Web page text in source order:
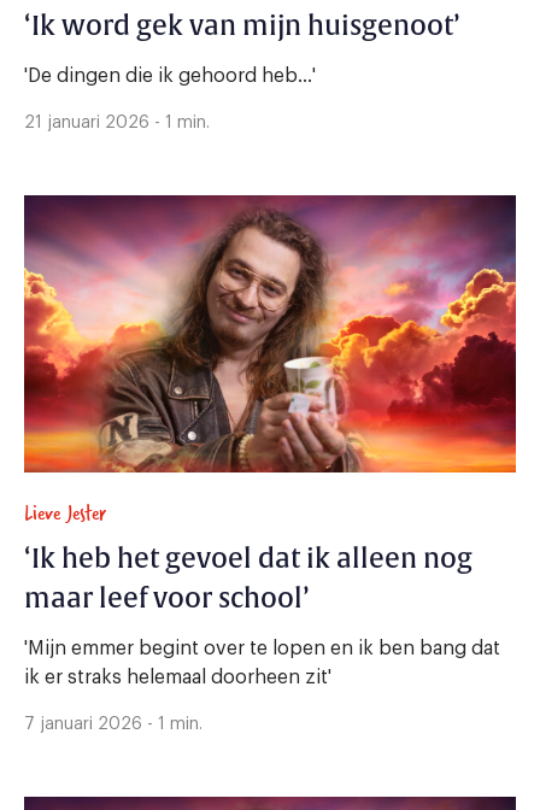
‘Ik word gek van mijn huisgenoot’
'De dingen die ik gehoord heb...'
21 januari 2026 - 1 min.
Lieve Jester
‘Ik heb het gevoel dat ik alleen nog
maar leef voor school’
'Mijn emmer begint over te lopen en ik ben bang dat
ik er straks helemaal doorheen zit'
7 januari 2026 - 1 min.